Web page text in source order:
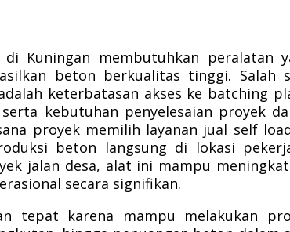
Kuningan membutuhkan peralatan
beton berkualitas tinggi. Salah
keterbatasan akses ke batching
kebutuhan penyelesaian proyek
proyek memilih layanan jual self
beton langsung di lokasi
jalan desa, alat ini mampu
secara signifikan.
tepat karena mampu melakukan